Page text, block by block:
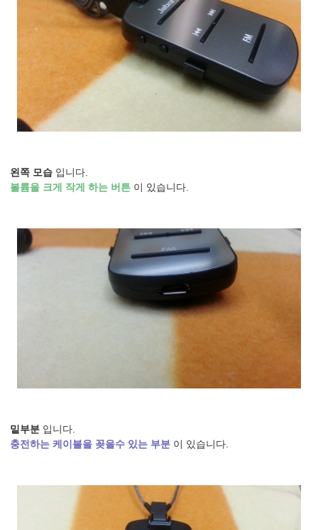
왼쪽 모습 입니다.
볼륨을 크게 작게 하는 버튼 이 있습니다.
밑부분 입니다.
충전하는 케이블을 꽂을수 있는 부분 이 있습니다.